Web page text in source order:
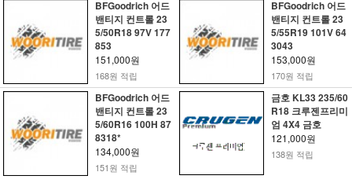
BFGoodrich 어드
밴티지 컨트롤 23
5/50R18 97V 177
853
151,000원
168원 적립
BFGoodrich 어드
밴티지 컨트롤 23
5/55R19 101V 64
3043
153,000원
170원 적립
BFGoodrich 어드
밴티지 컨트롤 23
5/60R16 100H 87
8318*
134,000원
151원 적립
금호 KL33 235/60
R18 크루젠프리미
엄 4X4 금호
121,000원
138원 적립